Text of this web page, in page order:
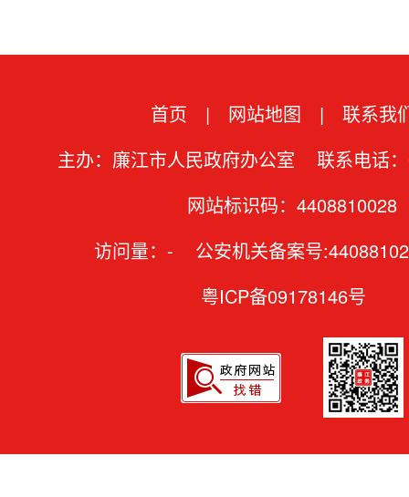
首页 | 网站地图 |
联系我
主办：廉江市人民政府办公室 联系电话
网站标识码：4408810028
访问量： - 公安机关备案号
粤ICP备09178146号